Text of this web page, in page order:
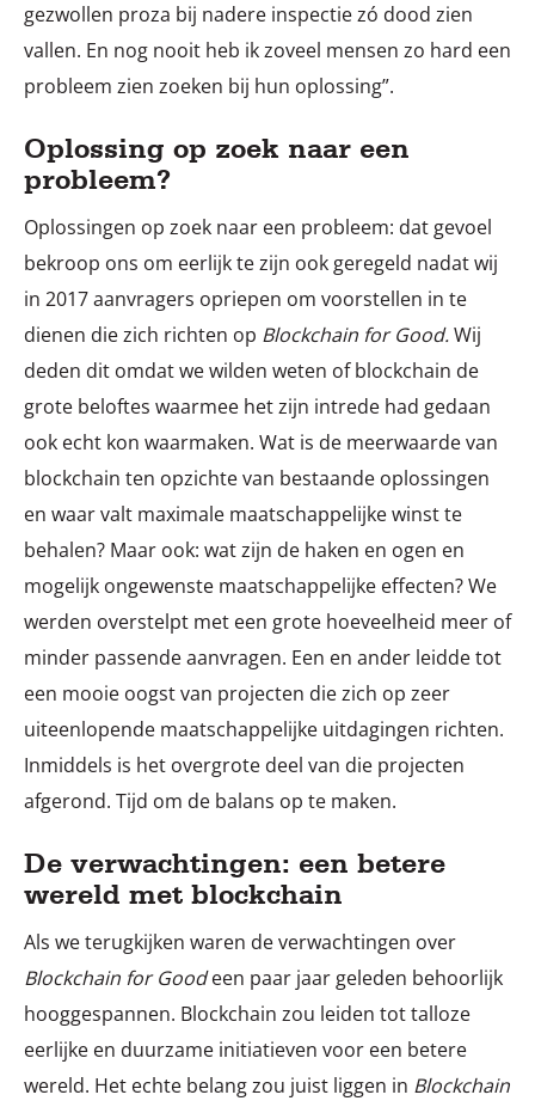
gezwollen proza bij nadere inspectie zó dood zien
vallen. En nog nooit heb ik zoveel mensen zo hard een
probleem zien zoeken bij hun oplossing”.
Oplossing op zoek naar een
probleem?
Oplossingen op zoek naar een probleem: dat gevoel
bekroop ons om eerlijk te zijn ook geregeld nadat wij
in 2017 aanvragers opriepen om voorstellen in te
dienen die zich richten op Blockchain for Good.Wij
deden dit omdat we wilden weten of blockchain de
grote beloftes waarmee het zijn intrede had gedaan
ook echt kon waarmaken. Wat is de meerwaarde van
blockchain ten opzichte van bestaande oplossingen
en waar valt maximale maatschappelijke winst te
behalen? Maar ook: wat zijn de haken en ogen en
mogelijk ongewenste maatschappelijke effecten? We
werden overstelpt met een grote hoeveelheid meer of
minder passende aanvragen. Een en ander leidde tot
een mooie oogst van projecten die zich op zeer
uiteenlopende maatschappelijke uitdagingen richten.
Inmiddels is het overgrote deel van die projecten
afgerond. Tijd om de balans op te maken.
De verwachtingen: een betere
wereld met blockchain
Als we terugkijken waren de verwachtingen over
Blockchain for Goodeen paar jaar geleden behoorlijk
hooggespannen. Blockchain zou leiden tot talloze
eerlijke en duurzame initiatieven voor een betere
wereld. Het echte belang zou juist liggen in Blockchain